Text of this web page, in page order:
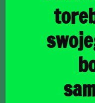
1268,00zł